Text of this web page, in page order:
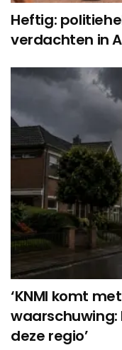
Heftig:
verdachten in
‘KNMI komt
deze regio’